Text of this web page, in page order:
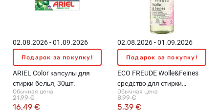
02.08.2026 - 01.09.2026
Подарок за покупку!
ARIEL Color капсулы для
стирки белья, 30шт.
Обычная цена
16,49 €
21,99 €
02.08.2026 - 01.09.2026
Подарок за покупку!
ECO FREUDE Wolle&Feines
средство для стирки
шерсти и деликатных
тканей, жидкое, 720мл
Обычная цена
5,39 €
8,99 €